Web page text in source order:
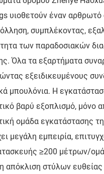
υιοθετούν έναν αρθρωτό
συμπλέκοντας,
των παραδοσιακών
Όλα τα εξαρτήματα
εξειδικευμένους
μπουλόνια. Η
βαρύ εξοπλισμό, μόνο
ομάδα εγκατάστασης
μεγάλη εμπειρία,
≥200 μέτρων/
απόκλιση στύλων ευθείας